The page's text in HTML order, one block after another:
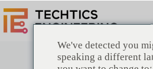
au
contenu
We've detected you
speaking a different